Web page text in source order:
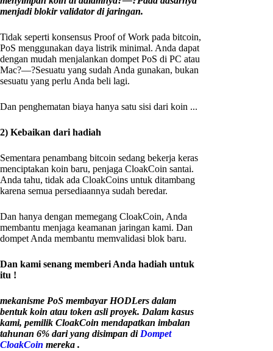
menjadi blokir validator di jaringan.
Tidak seperti konsensus Proof of Work pada bitcoin,
PoS menggunakan daya listrik minimal. Anda dapat
dengan mudah menjalankan dompet PoS di PC atau
Mac?—?Sesuatu yang sudah Anda gunakan, bukan
sesuatu yang perlu Anda beli lagi.
Dan penghematan biaya hanya satu sisi dari koin ...
2) Kebaikan dari hadiah
Sementara penambang bitcoin sedang bekerja keras
menciptakan koin baru, penjaga CloakCoin santai.
Anda tahu, tidak ada CloakCoins untuk ditambang
karena semua persediaannya sudah beredar.
Dan hanya dengan memegang CloakCoin, Anda
membantu menjaga keamanan jaringan kami. Dan
dompet Anda membantu memvalidasi blok baru.
Dan kami senang memberi Anda hadiah untuk
itu !
mekanisme PoS membayar HODLers dalam
bentuk koin atau token asli proyek. Dalam kasus
kami, pemilik CloakCoin mendapatkan imbalan
tahunan 6% dari yang disimpan di Dompet
CloakCoin mereka .